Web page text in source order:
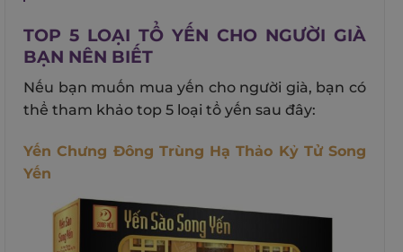
TOP 5 LOẠI TỔ YẾN CHO NGƯỜI GIÀ
BẠN NÊN BIẾT
Nếu bạn muốn mua yến cho người già, bạn có
thể tham khảo top 5 loại tổ yến sau đây:
Yến Chưng Đông Trùng Hạ Thảo Kỷ Tử Song
Yến